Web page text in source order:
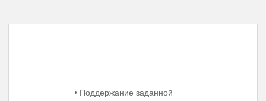
• Поддержание заданной